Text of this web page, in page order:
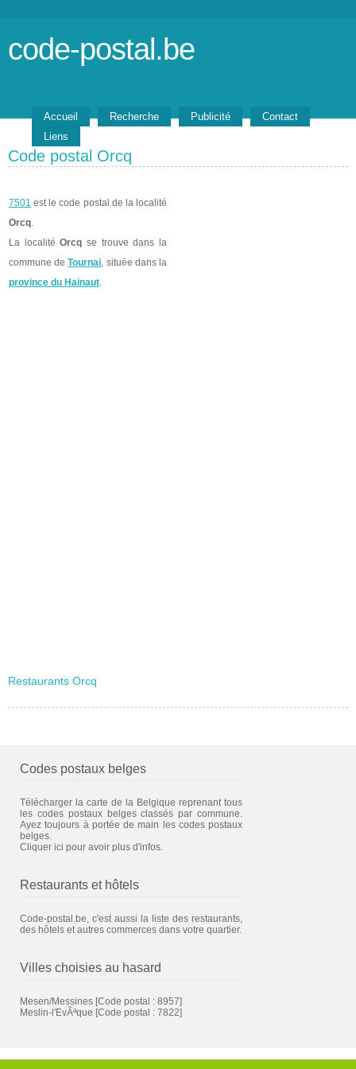
code-postal.be
Accueil Recherche Publicité
Contact
Liens
Code postal Orcq
7501 est le code postal de la localité
Orcq.
La localitéOrcq se trouve dans la
commune deTournai, située dans la
province du Hainaut.
Restaurants Orcq
Codes postaux belges
Télécharger la carte de la Belgique reprenant tous
les codes postaux belges classés par commune.
Ayez toujours à portée de main les codes postaux
belges.
Cliquer ici pour avoir plus d'infos.
Restaurants et hôtels
Code-postal.be, c'est aussi la liste des restaurants,
des hôtels et autres commerces dans votre quartier.
Villes choisies au hasard
Mesen/Messines [Code postal : 8957]
Meslin-l'EvÃªque [Code postal : 7822]